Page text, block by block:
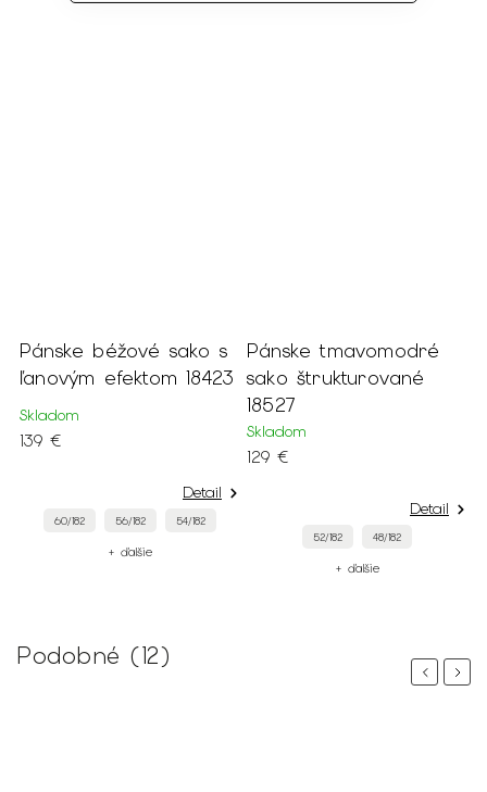
Pánske béžové sako s
ľanovým efektom 18423
Skladom
139 €
Detail
60/182 56/182 54/182
+ ďalšie
Pánske tmavomodré
sako štrukturované
18527
Skladom
129 €
Detail
52/182 48/182
+ ďalšie
Podobné (12)
PreviousNext